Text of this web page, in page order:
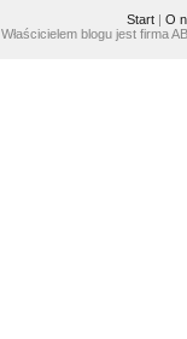
Start | O
Właścicielem blogu jest firma